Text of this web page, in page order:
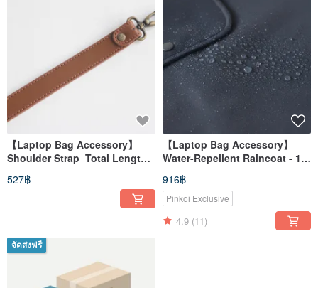
【Laptop Bag Accessory】
Shoulder Strap_Total Length
42 cm
527฿
【Laptop Bag Accessory】
Water-Repellent Raincoat - 13,
14-inch, 15/16-inch
916฿
Pinkoi Exclusive
4.9 (11)
จัดส่งฟรี